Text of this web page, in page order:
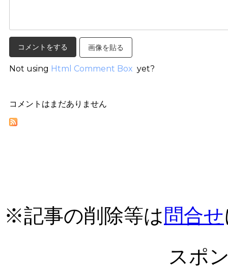
画像を貼る
Not using Html Comment Box yet?
コメントはまだありません
※記事の削除等は 問合せ
スポ